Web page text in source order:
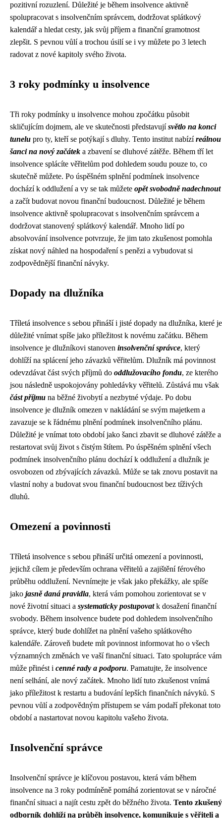
pozitivní rozuzlení. Důležité je během insolvence aktivně
spolupracovat s insolvenčním správcem, dodržovat splátkový
kalendář a hledat cesty, jak svůj příjem a finanční gramotnost
zlepšit. S pevnou vůlí a trochou úsilí se i vy můžete po 3 letech
radovat z nové kapitoly svého života.
3 roky podmínky u insolvence
Tři roky podmínky u insolvence mohou zpočátku působit
skličujícím dojmem, ale ve skutečnosti představujísvětlo na konci
tunelu pro ty, kteří se potýkají s dluhy. Tento institut nabízíreálnou
šanci na nový začátek a zbavení se dluhové zátěže. Během tří let
insolvence splácíte věřitelům pod dohledem soudu pouze to, co
skutečně můžete. Po úspěšném splnění podmínek insolvence
dochází k oddlužení a vy se tak můžete opět svobodně nadechnout
a začít budovat novou finanční budoucnost. Důležité je během
insolvence aktivně spolupracovat s insolvenčním správcem a
dodržovat stanovený splátkový kalendář. Mnoho lidí po
absolvování insolvence potvrzuje, že jim tato zkušenost pomohla
získat nový náhled na hospodaření s penězi a vybudovat si
zodpovědnější finanční návyky.
Dopady na dlužníka
Tříletá insolvence s sebou přináší i jisté dopady na dlužníka, které je
důležité vnímat spíše jako příležitost k novému začátku. Během
insolvence je dlužníkovi stanoven insolvenční správce, který
dohlíží na splácení jeho závazků věřitelům. Dlužník má povinnost
odevzdávat část svých příjmů do oddlužovacího fondu, ze kterého
jsou následně uspokojovány pohledávky věřitelů. Zůstává mu však
část příjmu na běžné živobytí a nezbytné výdaje. Po dobu
insolvence je dlužník omezen v nakládání se svým majetkem a
zavazuje se k řádnému plnění podmínek insolvenčního plánu.
Důležité je vnímat toto období jako šanci zbavit se dluhové zátěže a
restartovat svůj život s čistým štítem. Po úspěšném splnění všech
podmínek insolvenčního plánu dochází k oddlužení a dlužník je
osvobozen od zbývajících závazků. Může se tak znovu postavit na
vlastní nohy a budovat svou finanční budoucnost bez tíživých
dluhů.
Omezení a povinnosti
Tříletá insolvence s sebou přináší určitá omezení a povinnosti,
jejichž cílem je především ochrana věřitelů a zajištění férového
průběhu oddlužení. Nevnímejte je však jako překážky, ale spíše
jako jasně daná pravidla, která vám pomohou zorientovat se v
nové životní situaci a systematicky postupovatk dosažení finanční
svobody. Během insolvence budete pod dohledem insolvenčního
správce, který bude dohlížet na plnění vašeho splátkového
kalendáře. Zároveň budete mít povinnost informovat ho o všech
významných změnách ve vaší finanční situaci. Tato spolupráce vám
může přinést i cenné rady a podporu. Pamatujte, že insolvence
není selhání, ale nový začátek. Mnoho lidí tuto zkušenost vnímá
jako příležitost k restartu a budování lepších finančních návyků. S
pevnou vůlí a zodpovědným přístupem se vám podaří překonat toto
období a nastartovat novou kapitolu vašeho života.
Insolvenční správce
Insolvenční správce je klíčovou postavou, která vám během
insolvence na 3 roky podmíněně pomáhá zorientovat se v náročné
finanční situaci a najít cestu zpět do běžného života. Tento zkušený
odborník dohlíží na průběh insolvence, komunikuje s věřiteli a